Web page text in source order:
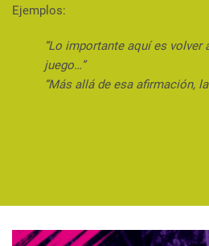
Ejemplos:
“Lo importante aquí es volver
juego…”
“Más allá de esa afirmación,